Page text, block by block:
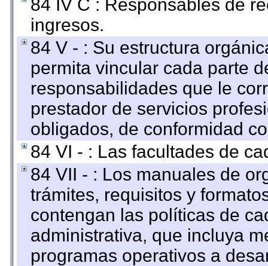
84 IV C : Responsables de
ingresos.
84 V - : Su estructura
permita vincular cada parte
responsabilidades que le
prestador de servicios
obligados, de conformidad
84 VI - : Las facultades de
84 VII - : Los manuales de
trámites, requisitos y
contengan las políticas de
administrativa, que incluya
programas operativos a